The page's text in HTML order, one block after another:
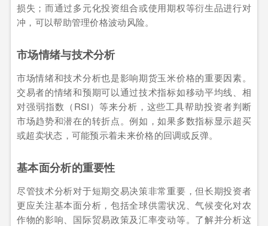
损失；而通过多元化投资组合或使用期权等衍生品进行对
冲，可以帮助管理价格波动风险。
市场情绪与技术分析
市场情绪和技术分析也是影响期货玉米价格的重要因素。
交易者的情绪和预期可以通过技术指标如移动平均线、相
对强弱指数（RSI）等来分析，这些工具帮助投资者判断
市场趋势和潜在的转折点。例如，如果多数指标显示超买
或超卖状态，可能预示着未来价格的回调或反弹。
基本面分析的重要性
尽管技术分析对于短期交易决策非常重要，但长期投资者
更应关注基本面分析，包括全球供需状况、气候变化对农
作物的影响、国际贸易政策及汇率变动等。了解并分析这